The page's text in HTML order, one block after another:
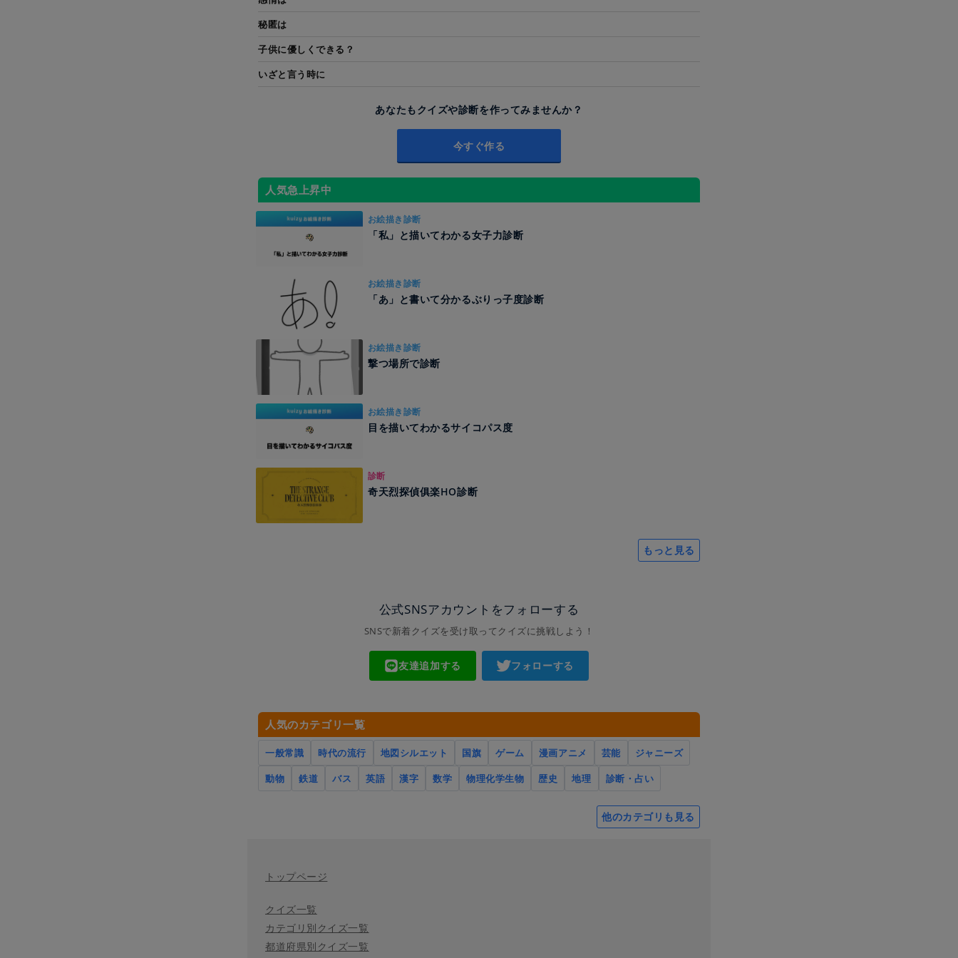
秘匿は
子供に優しくできる？
いざと言う時に
あなたもクイズや診断を作ってみませんか？
今すぐ作る
人気急上昇中
お絵描き診断
「私」と描いてわかる女子力診断
お絵描き診断
「あ」と書いて分かるぶりっ子度診断
お絵描き診断
撃つ場所で診断
お絵描き診断
目を描いてわかるサイコパス度
診断
奇天烈探偵俱楽HO診断
もっと見る
公式SNSアカウントをフォローする
SNSで新着クイズを受け取ってクイズに挑戦しよう！
友達追加する フォローする
人気のカテゴリ一覧
一般常識 時代の流行 地図シルエット 国旗 ゲーム 漫画アニメ 芸能
ジャニーズ
動物
鉄道 バス 英語 漢字 数学 物理化学生物 歴史 地理 診断・占い
他のカテゴリも見る
トップページ
クイズ一覧
カテゴリ別クイズ一覧
都道府県別クイズ一覧